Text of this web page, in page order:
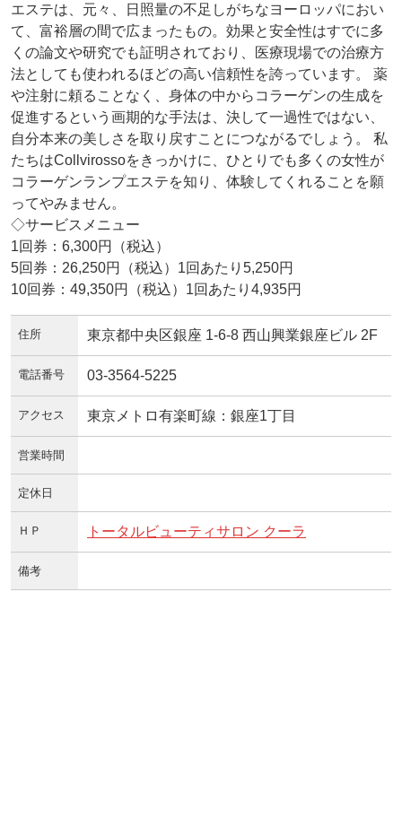
エステは、元々、日照量の不足しがちなヨーロッパにおい
て、富裕層の間で広まったもの。効果と安全性はすでに多
くの論文や研究でも証明されており、医療現場での治療方
法としても使われるほどの高い信頼性を誇っています。 薬
や注射に頼ることなく、身体の中からコラーゲンの生成を
促進するという画期的な手法は、決して一過性ではない、
自分本来の美しさを取り戻すことにつながるでしょう。 私
たちはCollvirossoをきっかけに、ひとりでも多くの女性が
コラーゲンランプエステを知り、体験してくれることを願
ってやみません。
◇サービスメニュー
1回券：6,300円（税込）
5回券：26,250円（税込）1回あたり5,250円
10回券：49,350円（税込）1回あたり4,935円
住所 東京都中央区銀座 1-6-8 西山興業銀座ビル 2F
電話番号 03-3564-5225
アクセス 東京メトロ有楽町線：銀座1丁目
営業時間
定休日
ＨＰ トータルビューティサロン クーラ
備考